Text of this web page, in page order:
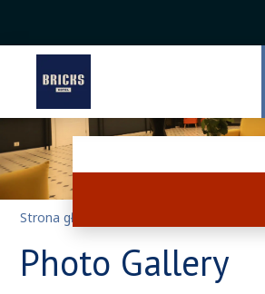
Strona główna
Photo Gallery